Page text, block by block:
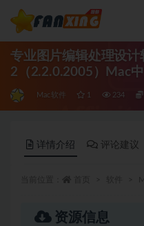
专业图片编辑处理设
2（2.2.0.2005）Mac
Mac软件 1 234
详情介绍 评论建议
资源信息